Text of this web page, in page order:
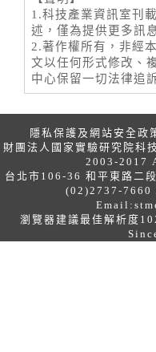
1.科技產業資訊室刊
述，僅為提供更多訊
2.著作權所有，非經
文以任何形式修改、
中心保留一切法律追
隱私保護及網站安全政
財團法人國家實驗研究院科
2003-2017
台北市106-36 和平東路二
(02)2737-
Email:
瀏覽器建議最佳解析度